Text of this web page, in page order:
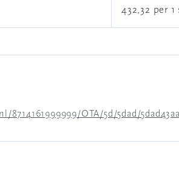
432,32 per 1
8714161999999/OTA/5d/5dad/